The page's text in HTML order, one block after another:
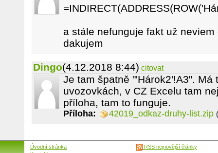
a stále nefunguje fakt už
dakujem
Dingo(4.12.2018 8:44) citovat
Je tam špatně "'Hárok2'!A3". Má
uvozovkách, v CZ Excelu tam
příloha, tam to funguje.
Příloha: 42019_odkaz-druhy-list.zip
Úvodní stránka
RSS nejnovější články